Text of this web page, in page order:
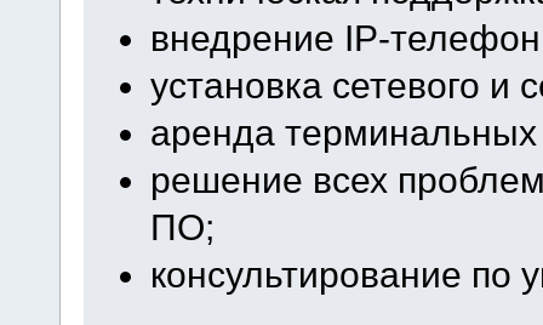
внедрение IP-
установка сетевого и
аренда
решение всех
ПО;
консультирование по